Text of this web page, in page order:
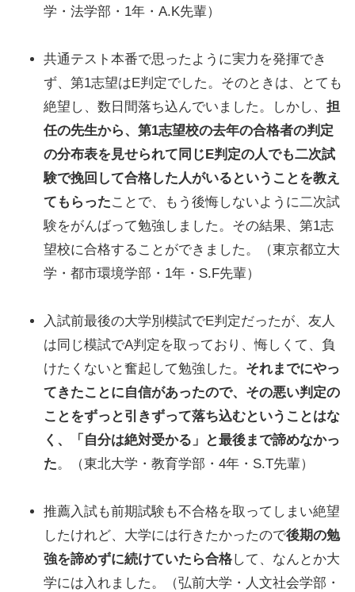
学・法学部・1年・A.K先輩）
共通テスト本番で思ったように実力を発揮でき
ず、第1志望はE判定でした。そのときは、とても
絶望し、数日間落ち込んでいました。しかし、 担
任の先生から、第1志望校の去年の合格者の判定
の分布表を見せられて同じE判定の人でも二次試
験で挽回して合格した人がいるということを教え
てもらったことで、もう後悔しないように二次試
験をがんばって勉強しました。その結果、第1志
望校に合格することができました。（東京都立大
学・都市環境学部・1年・S.F先輩）
入試前最後の大学別模試でE判定だったが、友人
は同じ模試でA判定を取っており、悔しくて、負
けたくないと奮起して勉強した。 それまでにやっ
てきたことに自信があったので、その悪い判定の
ことをずっと引きずって落ち込むということはな
く、「自分は絶対受かる」と最後まで諦めなかっ
た。（東北大学・教育学部・4年・S.T先輩）
推薦入試も前期試験も不合格を取ってしまい絶望
したけれど、大学には行きたかったので後期の勉
強を諦めずに続けていたら合格して、なんとか大
学には入れました。（弘前大学・人文社会学部・